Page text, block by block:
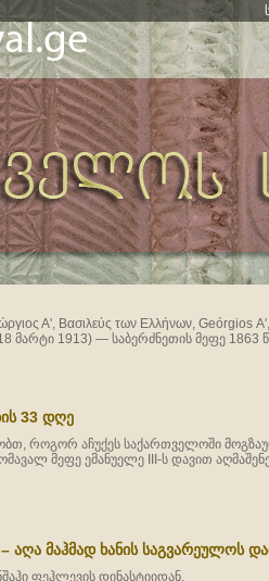
Αʹ, Βασιλεύς των Ελλήνων, Geórgios
მარტი 1913) — საბერძნეთის მეფე
33 დღე
როგორ აჩუქეს საქართველოში
მეფე ემანუელე III-ს დავით
აღა მაჰმად ხანის საგვარეულოს
ფეჰლევის დინასტიიდან.